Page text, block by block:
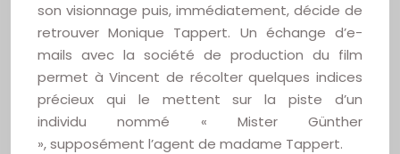
son visionnage puis, immédiatement, décide de
retrouver Monique Tappert. Un échange d’e-
mails avec la société de production du film
permet à Vincent de récolter quelques indices
précieux qui le mettent sur la piste d’un
individu nommé « Mister Günther
», supposément l’agent de madame Tappert.